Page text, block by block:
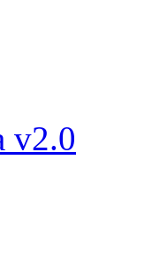
v2.0